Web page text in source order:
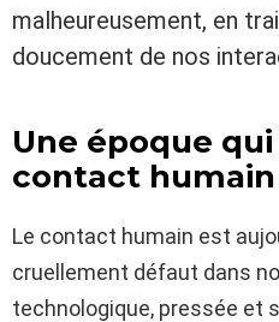
malheureusement, en
doucement de nos
Une époque qui
contact humain
Le contact humain est
cruellement défaut dans
technologique, pressée et